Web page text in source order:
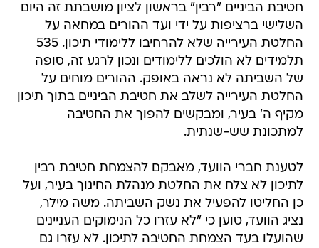
חטיבת הביניים "רבין" בראשון לציון מושבתת זה היום
השלישי ברציפות על ידי ועד ההורים במחאה על
החלטת העירייה שלא להרחיבו ללימודי תיכון. 535
תלמידים לא הולכים ללימודים ונכון לרגע זה, סופה
של השביתה לא נראה באופק. ההורים מוחים על
החלטת העירייה לשלב את חטיבת הביניים בתוך תיכון
מקיף ה' בעיר, ומבקשים להפוך את החטיבה
למתכונת שש-שנתית.
לטענת חברי הוועד, מאבקם להצמחת חטיבת רבין
לתיכון לא צלח את החלטת מנהלת החינוך בעיר, ועל
כן החליטו להפעיל את נשק השביתה. משה מילר,
נציג הוועד, טוען כי "לא עזרו כל הנימוקים העניינים
שהועלו בעד הצמחת החטיבה לתיכון. לא עזרו גם